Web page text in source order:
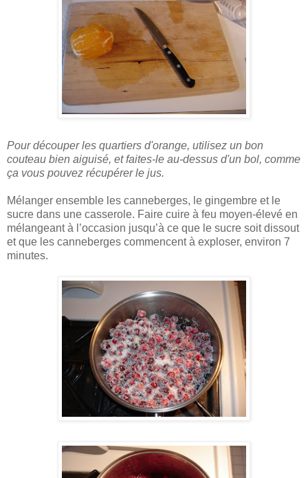
Pour découper les quartiers d'orange, utilisez un bon
couteau bien aiguisé, et faites-le au-dessus d'un bol, comme
ça vous pouvez récupérer le jus.
Mélanger ensemble les canneberges, le gingembre et le
sucre dans une casserole. Faire cuire à feu moyen-élevé en
mélangeant à l’occasion jusqu’à ce que le sucre soit dissout
et que les canneberges commencent à exploser, environ 7
minutes.